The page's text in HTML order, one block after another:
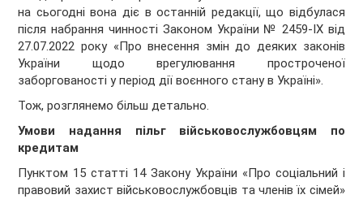
на сьогодні вона діє в останній редакції, що відбулася
після набрання чинності Законом України № 2459-IX від
27.07.2022 року «Про внесення змін до деяких законів
України щодо врегулювання простроченої
заборгованості у період дії воєнного стану в Україні».
Тож, розглянемо більш детально.
Умови надання пільг військовослужбовцям по
кредитам
Пунктом 15 статті 14 Закону України «Про соціальний і
правовий захист військовослужбовців та членів їх сімей»